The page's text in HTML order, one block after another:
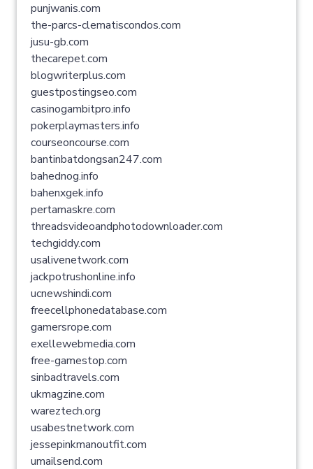
punjwanis.com
the-parcs-clematiscondos.com
jusu-gb.com
thecarepet.com
blogwriterplus.com
guestpostingseo.com
casinogambitpro.info
pokerplaymasters.info
courseoncourse.com
bantinbatdongsan247.com
bahednog.info
bahenxgek.info
pertamaskre.com
threadsvideoandphotodownloader.com
techgiddy.com
usalivenetwork.com
jackpotrushonline.info
ucnewshindi.com
freecellphonedatabase.com
gamersrope.com
exellewebmedia.com
free-gamestop.com
sinbadtravels.com
ukmagzine.com
wareztech.org
usabestnetwork.com
jessepinkmanoutfit.com
umailsend.com